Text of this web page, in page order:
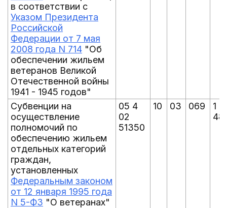
в соответствии с
Указом Президента
Российской
Федерации от 7 мая
2008 года N 714 "Об
обеспечении жильем
ветеранов Великой
Отечественной войны
1941 - 1945 годов"
Субвенции на
осуществление
полномочий по
обеспечению жильем
отдельных категорий
граждан,
установленных
Федеральным законом
от 12 января 1995 года
N 5-ФЗ "О ветеранах"
05 4
02
51350
10 03 069
1